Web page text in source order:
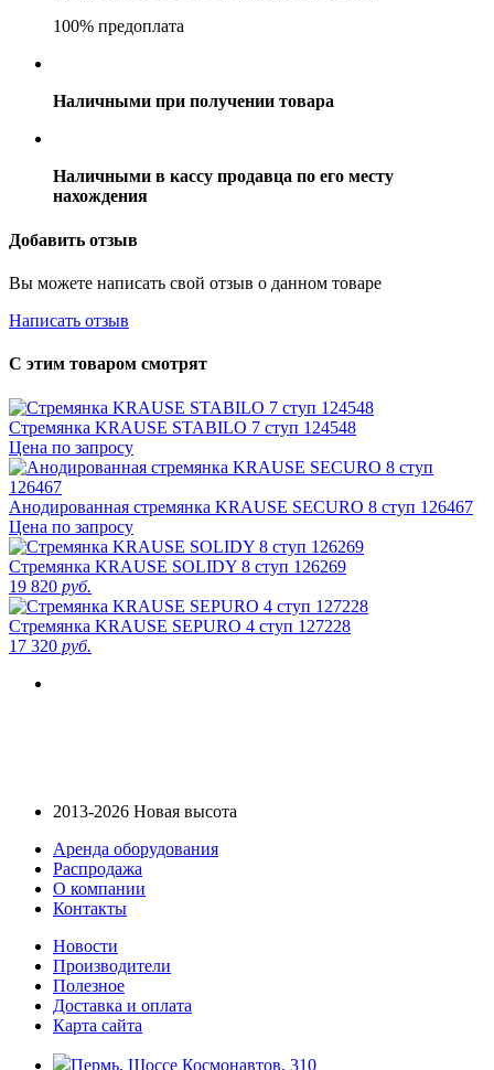
100% предоплата
Наличными при получении товара
Наличными в кассу продавца по его месту
нахождения
Добавить отзыв
Вы можете написать свой отзыв о данном товаре
Написать отзыв
С этим товаром смотрят
Стремянка KRAUSE STABILO 7 ступ 124548
Цена по запросу
Анодированная стремянка KRAUSE SECURO 8 ступ 126467
Цена по запросу
Стремянка KRAUSE SOLIDY 8 ступ 126269
19 820 руб.
Стремянка KRAUSE SEPURO 4 ступ 127228
17 320 руб.
2013-2026 Новая высота
Аренда оборудования
Распродажа
О компании
Контакты
Новости
Производители
Полезное
Доставка и оплата
Карта сайта
Пермь, Шоссе Космонавтов, 310